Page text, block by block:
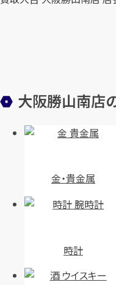
大阪勝山南店
金・貴金属
時計